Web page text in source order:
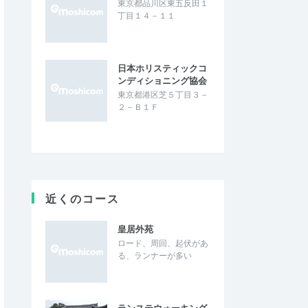
東京都品川区東五反田１
丁目１４－１１
日本ホリスティックコ
ンディショニング協会
東京都港区芝５丁目３－
２－Ｂ１Ｆ
近くのコース
皇居外苑
ロード、周回、起伏があ
る、ランナーが多い